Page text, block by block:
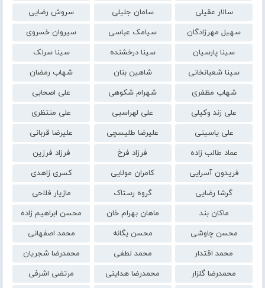
سالار عقیلی
سامان جلیلی
سروش رضایی
سهیل مهرزادگان
سیامک عباسی
سیروان خسروی
سینا پارسیان
سینا درخشنده
سینا سرلک
سینا شعبانخانی
شاهین بنان
شهاب رمضان
شهاب مظفری
شهرام شکوهی
علی اصحابی
علی زند وکیلی
علی لهراسبی
علی منتظری
علی یاسینی
علیرضا طلیسچی
علیرضا قربانی
عماد طالب زاده
فرزاد فرخ
فرزاد فرزین
فریدون آسرایی
کامران مولایی
کسری زاهدی
گرشا رضایی
گروه رستاک
مازیار فلاحی
ماکان بند
ماهان بهرام خان
محسن ابراهیم زاده
محسن چاوشی
محسن یگانه
محمد اصفهانی
محمد اقتدار
محمد لطفی
محمدرضا شجریان
محمدرضا گلزار
محمدرضا هدایتی
مرتضی اشرفی